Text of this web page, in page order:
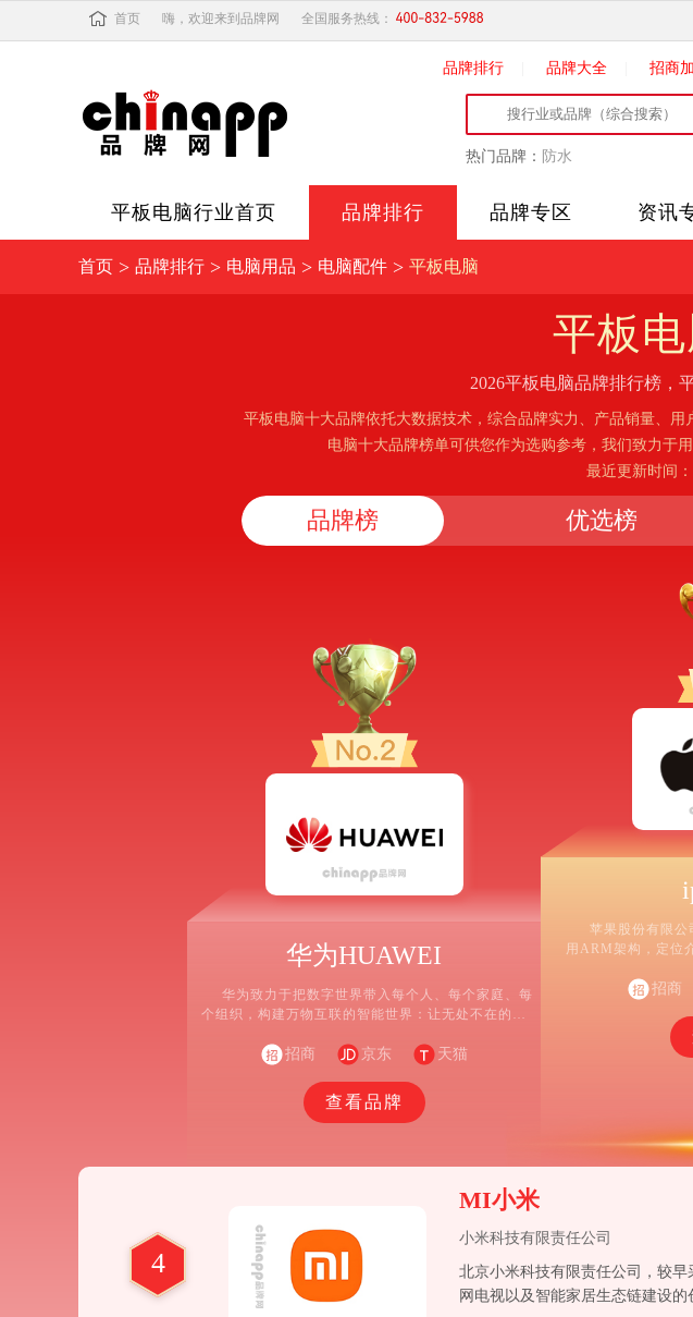
首页 嗨，欢迎来到品牌网 全国服务热线：
品牌排行 品牌大全 招商
热门品牌： 防水
平板电脑行业首页 品牌排行 品牌专区 资讯
首页 > 品牌排行 > 电脑用品 > 电脑配件 > 平板电脑
平板
2026平板电脑品牌排行榜，
平板电脑十大品牌依托大数据技术，综合品牌实力、产品销量、
电脑十大品牌榜单可供您作为选购参考，我们致力于
最近更新时间
品牌榜 优选榜
华为HUAWEI
华为致力于把数字世界带入每个人、每个家庭、每
个组织，构建万物互联的智能世界：让无处不在的联
础;为世界提供多样性算力，让云无处不在，让智能无
敏捷、高效、生机勃勃;通过AI重新定义体验，让消费
者在家居、出行、办公、影音娱乐、运动健康等全场
招商 京东 天猫
查看品牌
苹果股份有限公
用ARM架构，定位
招商
4
MI小米
小米科技有限责任公司
北京小米科技有限责任公司，较
网电视以及智能家居生态链建设